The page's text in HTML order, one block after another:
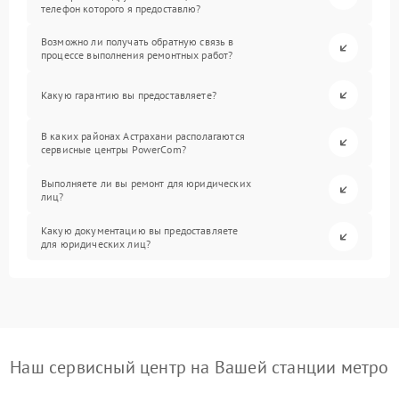
телефон которого я предоставлю?
Возможно ли получать обратную связь в
процессе выполнения ремонтных работ?
Какую гарантию вы предоставляете?
В каких районах Астрахани располагаются
сервисные центры PowerCom?
Выполняете ли вы ремонт для юридических
лиц?
Какую документацию вы предоставляете
для юридических лиц?
Наш сервисный центр на Вашей станции метро